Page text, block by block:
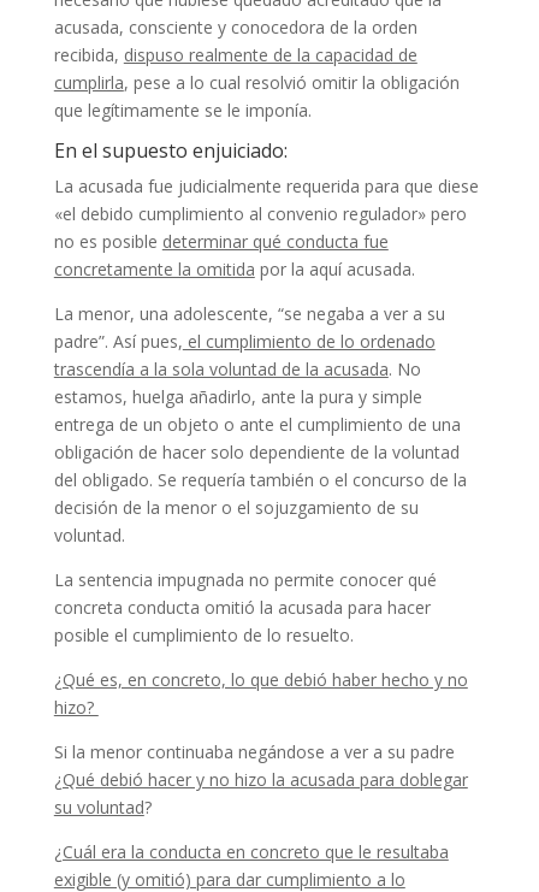
acusada, consciente y conocedora de la orden
recibida, dispuso realmente de la capacidad de
cumplirla, pese a lo cual resolvió omitir la obligación
que legítimamente se le imponía.
En el supuesto enjuiciado:
La acusada fue judicialmente requerida para que diese
«el debido cumplimiento al convenio regulador» pero
no es posible determinar qué conducta fue
concretamente la omitida por la aquí acusada.
La menor, una adolescente, “se negaba a ver a su
padre”. Así pues, el cumplimiento de lo ordenado
trascendía a la sola voluntad de la acusada. No
estamos, huelga añadirlo, ante la pura y simple
entrega de un objeto o ante el cumplimiento de una
obligación de hacer solo dependiente de la voluntad
del obligado. Se requería también o el concurso de la
decisión de la menor o el sojuzgamiento de su
voluntad.
La sentencia impugnada no permite conocer qué
concreta conducta omitió la acusada para hacer
posible el cumplimiento de lo resuelto.
¿Qué es, en concreto, lo que debió haber hecho y no
hizo?
Si la menor continuaba negándose a ver a su padre
¿Qué debió hacer y no hizo la acusada para doblegar
su voluntad?
¿Cuál era la conducta en concreto que le resultaba
exigible (y omitió) para dar cumplimiento a lo